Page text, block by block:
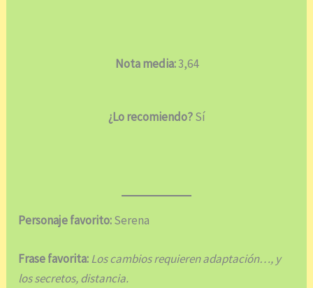
Nota media:3,64
¿Lo recomiendo?Sí
Personaje favorito:Serena
Frase favorita:Los cambios requieren adaptación…, y
los secretos, distancia.